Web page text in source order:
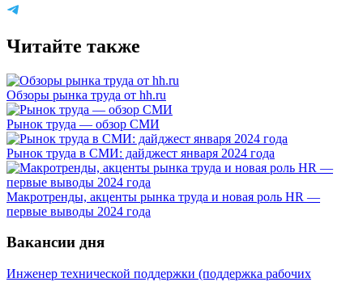
Читайте также
Обзоры рынка труда от hh.ru
Рынок труда — обзор СМИ
Рынок труда в СМИ: дайджест января 2024 года
Макротренды, акценты рынка труда и новая роль HR —
первые выводы 2024 года
Вакансии дня
Инженер технической поддержки (поддержка рабочих